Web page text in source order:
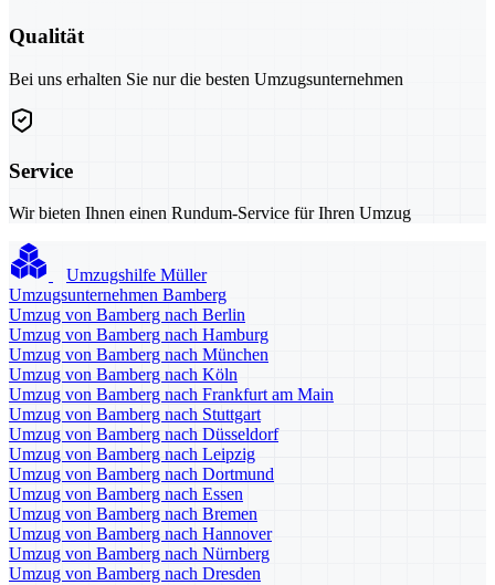
Qualität
Bei uns erhalten Sie nur die besten Umzugsunternehmen
Service
Wir bieten Ihnen einen Rundum-Service für Ihren Umzug
Umzugshilfe Müller
Umzugsunternehmen Bamberg
Umzug von Bamberg nach Berlin
Umzug von Bamberg nach Hamburg
Umzug von Bamberg nach München
Umzug von Bamberg nach Köln
Umzug von Bamberg nach Frankfurt am Main
Umzug von Bamberg nach Stuttgart
Umzug von Bamberg nach Düsseldorf
Umzug von Bamberg nach Leipzig
Umzug von Bamberg nach Dortmund
Umzug von Bamberg nach Essen
Umzug von Bamberg nach Bremen
Umzug von Bamberg nach Hannover
Umzug von Bamberg nach Nürnberg
Umzug von Bamberg nach Dresden